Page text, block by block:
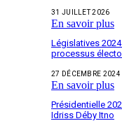
31 JUILLET 2026
En savoir plus
Législatives
processus
27 DÉCEMBRE 2024
En savoir plus
Présidentielle
Idriss Déby Itno